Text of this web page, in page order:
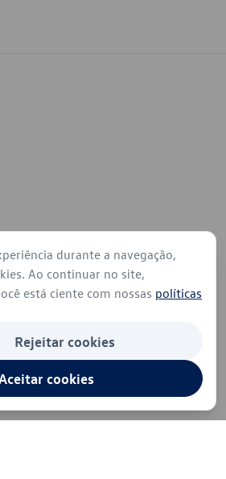
durante a navegação,
Ao continuar no site,
está ciente com nossas políticas
Rejeitar cookies
cookies